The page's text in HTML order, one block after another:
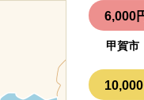
6,000
甲賀市